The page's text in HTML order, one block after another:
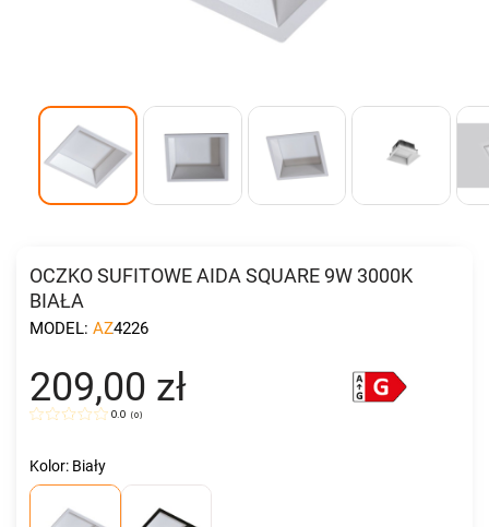
OCZKO SUFITOWE AIDA SQUARE 9W 3000K
BIAŁA
MODEL: AZ4226
209,00 zł
0.0 (0)
Kolor: Biały